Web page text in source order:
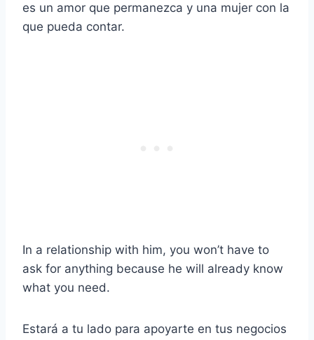
es un amor que permanezca y una mujer con la
que pueda contar.
In a relationship with him, you won’t have to
ask for anything because he will already know
what you need.
Estará a tu lado para apoyarte en tus negocios